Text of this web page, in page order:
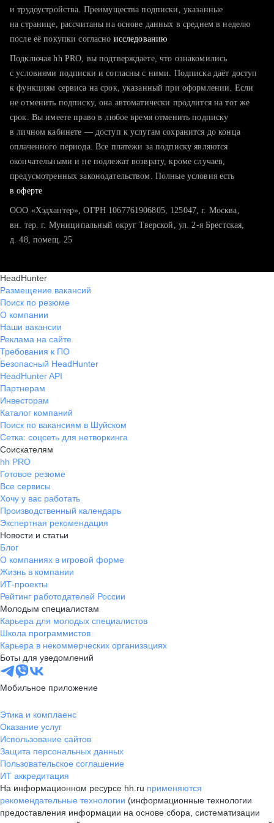
тратите много времени на поиск и вручную поднимаете
хотите сравнить себя с конкурентами и оценить шансы
и трудоустройства. Преимущества подписки, указанные
на странице, рассчитаны на основе данных в среднем в неделю
после её покупки согласно исследованию
Подключая hh PRO, вы подтверждаете, что ознакомились
с условиями подписки и согласны с ними. Подписка даёт доступ
к функциям сервиса на срок, указанный при оформлении. Если
не отменить подписку, она автоматически продлится на тот же
срок. Вы имеете право в любое время отменить подписку
в личном кабинете — доступ к услугам сохранится до конца
оплаченного периода. Все платежи за подписку являются
окончательными и не подлежат возврату, кроме случаев,
предусмотренных законодательством. Полные условия есть
в оферте
ООО «Хэдхантер», ОГРН 1067761906805, 125047, г. Москва,
вн. тер. г. Муниципальный округ Тверской, ул. 2-я Брестская,
д. 48, помещ. 25
HeadHunter
Размещение вакансий
Поиск по резюме
О компании
Наши вакансии
Реклама на сайте
Требования к ПО
Безопасный HeadHunter
HeadHunter API
Партнерам
Инвесторам
Каталог компаний
Поиск по вакансиям в Шуйском
Сетка: соцсеть для нетворкинга
Соискателям
hh PRO
Готовое резюме
Все сервисы
Хочу у вас работать
Производственный календарь
Экспертная рекомендация
Новости и статьи
Блог
О компаниях в игровой форме
Жизнь в компании
ИТ-проекты
Рейтинг работодателей России
Молодым специалистам
Карьера для молодых специалистов
Школа программистов
Карьера в некоммерческих организациях
Боты для уведомлений
Мобильное приложение
Этика и комплаенс
Оказание услуг
Использование сайтов
Защита персональных данных
Пользовательское соглашение
ИТ аккредитация
На информационном ресурсе hh.ru применяются
рекомендательные технологии (информационные технологии
предоставления информации на основе сбора, систематизации